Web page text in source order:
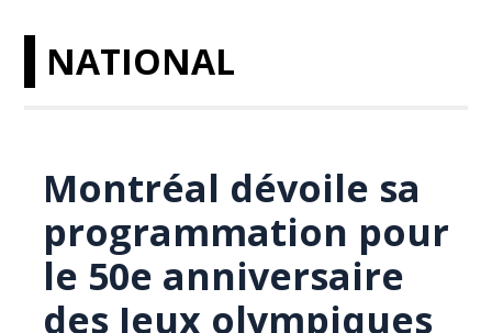
NATIONAL
Montréal dévoile sa
programmation pour
le 50e anniversaire
des Jeux olympiques